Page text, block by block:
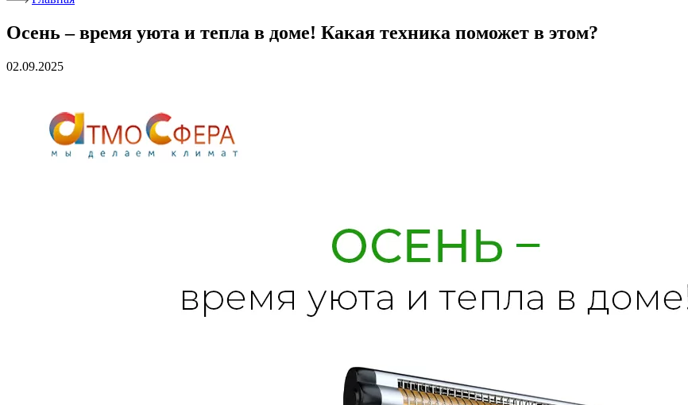
Осень – время уюта и тепла в доме! Какая техника поможет в этом?
02.09.2025